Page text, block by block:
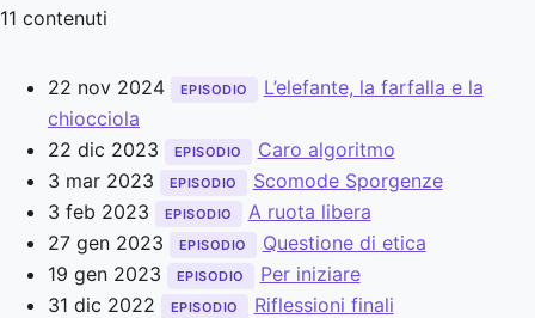
11 contenuti
22 nov 2024 EPISODIO
L’elefante, la farfalla e la
chiocciola
22 dic 2023
EPISODIO
Caro algoritmo
3 mar 2023
EPISODIO
Scomode Sporgenze
3 feb 2023
EPISODIO
A ruota libera
27 gen 2023
EPISODIO
Questione di etica
19 gen 2023
EPISODIO
Per iniziare
31 dic 2022
EPISODIO
Riflessioni finali